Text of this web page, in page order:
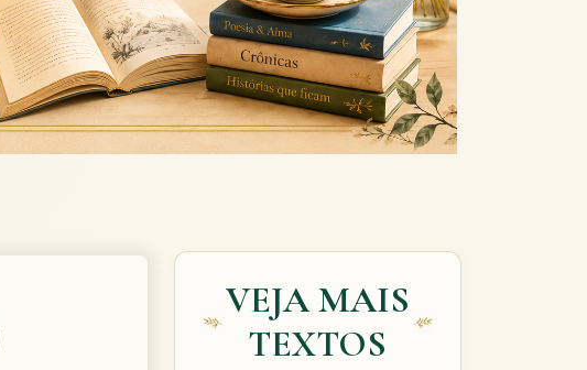
VEJA MAIS
TEXTOS